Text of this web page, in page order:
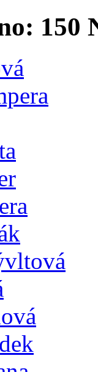
150